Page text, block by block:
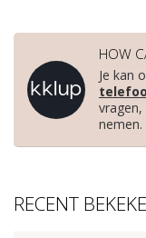
HOW
Je kan
nemen.
RECENT